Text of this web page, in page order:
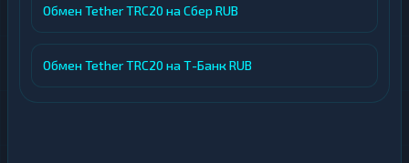
Обмен Tether TRC20 на Сбер RUB
Обмен Tether TRC20 на Т-Банк RUB